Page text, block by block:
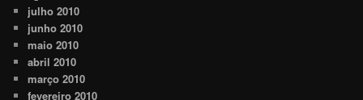
julho 2010
junho 2010
maio 2010
abril 2010
março 2010
fevereiro 2010